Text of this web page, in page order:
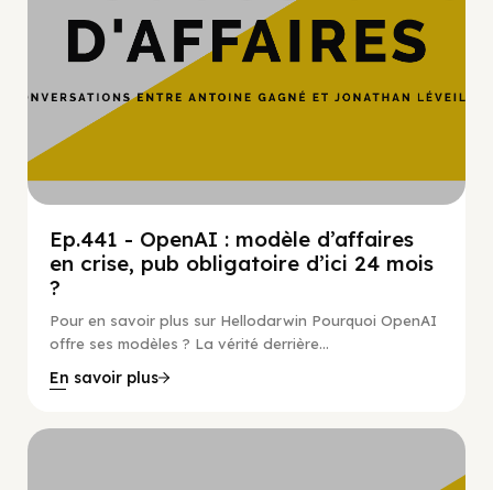
Ep.441 - OpenAI : modèle d’affaires
en crise, pub obligatoire d’ici 24 mois
?
Pour en savoir plus sur Hellodarwin Pourquoi OpenAI
offre ses modèles ? La vérité derrière...
En savoir plus